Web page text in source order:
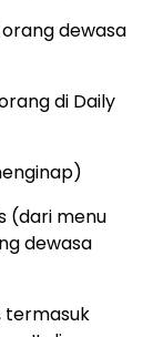
dewasa
di Daily
(dari menu
dewasa
termasuk